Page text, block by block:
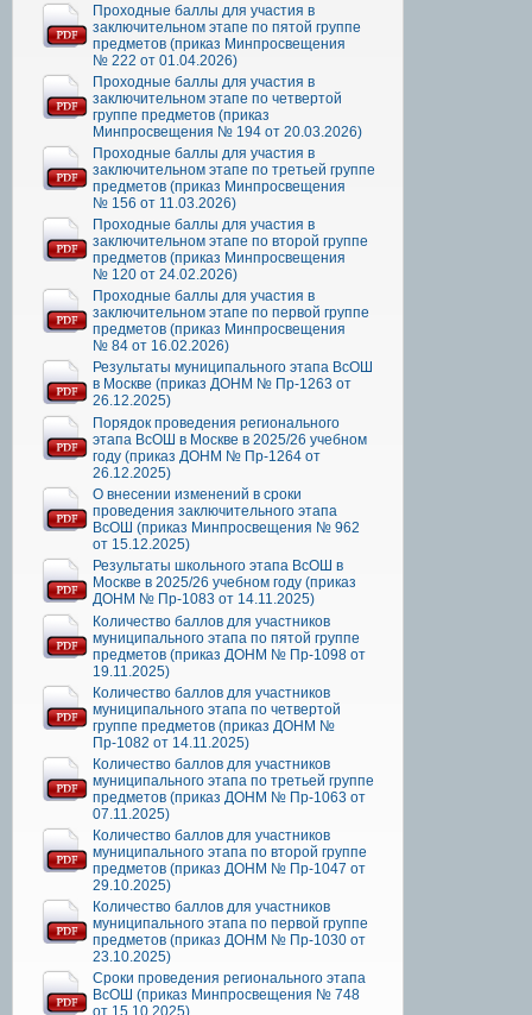
Проходные баллы для участия в
заключительном этапе по пятой группе
предметов (приказ Минпросвещения
№ 222 от 01.04.2026)
Проходные баллы для участия в
заключительном этапе по четвертой
группе предметов (приказ
Минпросвещения № 194 от 20.03.2026)
Проходные баллы для участия в
заключительном этапе по третьей группе
предметов (приказ Минпросвещения
№ 156 от 11.03.2026)
Проходные баллы для участия в
заключительном этапе по второй группе
предметов (приказ Минпросвещения
№ 120 от 24.02.2026)
Проходные баллы для участия в
заключительном этапе по первой группе
предметов (приказ Минпросвещения
№ 84 от 16.02.2026)
Результаты муниципального этапа ВсОШ
в Москве (приказ ДОНМ № Пр-1263 от
26.12.2025)
Порядок проведения регионального
этапа ВсОШ в Москве в 2025/26 учебном
году (приказ ДОНМ № Пр-1264 от
26.12.2025)
О внесении изменений в сроки
проведения заключительного этапа
ВсОШ (приказ Минпросвещения № 962
от 15.12.2025)
Результаты школьного этапа ВсОШ в
Москве в 2025/26 учебном году (приказ
ДОНМ № Пр-1083 от 14.11.2025)
Количество баллов для участников
муниципального этапа по пятой группе
предметов (приказ ДОНМ № Пр-1098 от
19.11.2025)
Количество баллов для участников
муниципального этапа по четвертой
группе предметов (приказ ДОНМ №
Пр-1082 от 14.11.2025)
Количество баллов для участников
муниципального этапа по третьей группе
предметов (приказ ДОНМ № Пр-1063 от
07.11.2025)
Количество баллов для участников
муниципального этапа по второй группе
предметов (приказ ДОНМ № Пр-1047 от
29.10.2025)
Количество баллов для участников
муниципального этапа по первой группе
предметов (приказ ДОНМ № Пр-1030 от
23.10.2025)
Сроки проведения регионального этапа
ВсОШ (приказ Минпросвещения № 748
от 15.10.2025)